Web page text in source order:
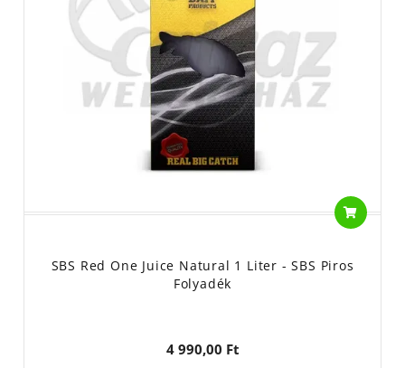
Az SBS többé nem titkolja a gyártási folyamatait sem a horgászok
előtt. Nyílt napok alkalmával
gyárlátogatásra és bejárásra nyílik lehetőség Nyíregyházán, így
mindenki képet kaphat arról, hogy
milyen körülmények között készülnek ezek a nagyszerű termékek.
Rendkívül komoly, sorszámozott
biztonsági címkés rendszert alkalmaznak, ezáltal minden
visszakövethető és ellenőrizhető. Precíz
horgászcuccok. Egyes termékek a mai napig kézzel készülnek,
mivel a gépesítés következtében
megoldásokat viszont lakat alatt őrzik, többlépcsős rendszerben.
SBS Red One Juice Natural 1 Liter - SBS Piros
Folyadék
4 990,00 Ft